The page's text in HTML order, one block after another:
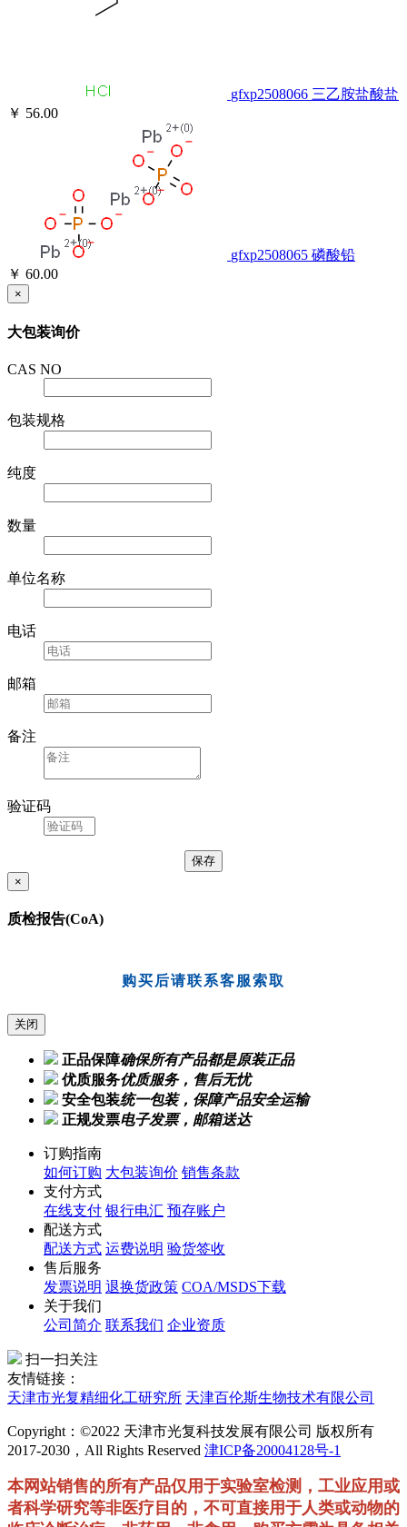
gfxp2508066 三乙胺盐酸盐
￥ 56.00
gfxp2508065 磷酸铅
￥ 60.00
×
大包装询价
CAS NO
包装规格
纯度
数量
单位名称
电话
邮箱
备注
验证码
×
质检报告(CoA)
购买后请联系客服索取
关闭
正品保障确保所有产品都是原装正品
优质服务优质服务，售后无忧
安全包装统一包装，保障产品安全运输
正规发票电子发票，邮箱送达
订购指南
如何订购 大包装询价 销售条款
支付方式
在线支付 银行电汇 预存账户
配送方式
配送方式 运费说明 验货签收
售后服务
发票说明 退换货政策 COA/MSDS下载
关于我们
公司简介 联系我们 企业资质
扫一扫关注
友情链接：
天津市光复精细化工研究所 天津百伦斯生物技术有限公司
Copyright：©2022 天津市光复科技发展有限公司 版权所有
2017-2030，All Rights Reserved 津ICP备20004128号-1
本网站销售的所有产品仅用于实验室检测，工业应用或
者科学研究等非医疗目的，不可直接用于人类或动物的